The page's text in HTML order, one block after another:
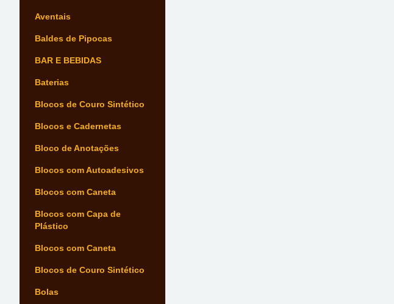
Aventais
Baldes de Pipocas
BAR E BEBIDAS
Baterias
Blocos de Couro Sintético
Blocos e Cadernetas
Bloco de Anotações
Blocos com Autoadesivos
Blocos com Caneta
Blocos com Capa de
Plástico
Blocos com Caneta
Blocos de Couro Sintético
Bolas